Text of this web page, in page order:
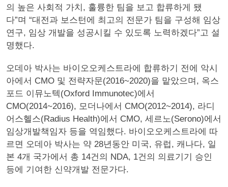
의 높은 사회적 가치, 훌륭한 팀을 보고 합류하게 됐
다”며 “대전과 보스턴에 최고의 전문가 팀을 구성해 임상
연구, 임상 개발을 성공시킬 수 있도록 노력하겠다”고 설
명했다.
오데아 박사는 바이오오케스트라에 합류하기 전에 악시
아에서 CMO 및 전략자문(2016~2020)을 맡았으며, 옥스
포드 이뮤노텍(Oxford Immunotec)에서
CMO(2014~2016), 모더나에서 CMO(2012~2014), 라디
어스헬스(Radius Health)에서 CMO, 세르노(Serono)에서
임상개발책임자 등을 역임했다. 바이오오케스트라에 따
르면 오데아 박사는 약 28년동안 미국, 유럽, 캐나다, 일
본 4개 국가에서 총 14건의 NDA, 1건의 의료기기 승인
등에 기여한 신약개발 전문가다.